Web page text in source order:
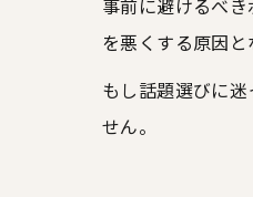
事前に避けるべ
を悪くする原因
もし話題選びに
せん。